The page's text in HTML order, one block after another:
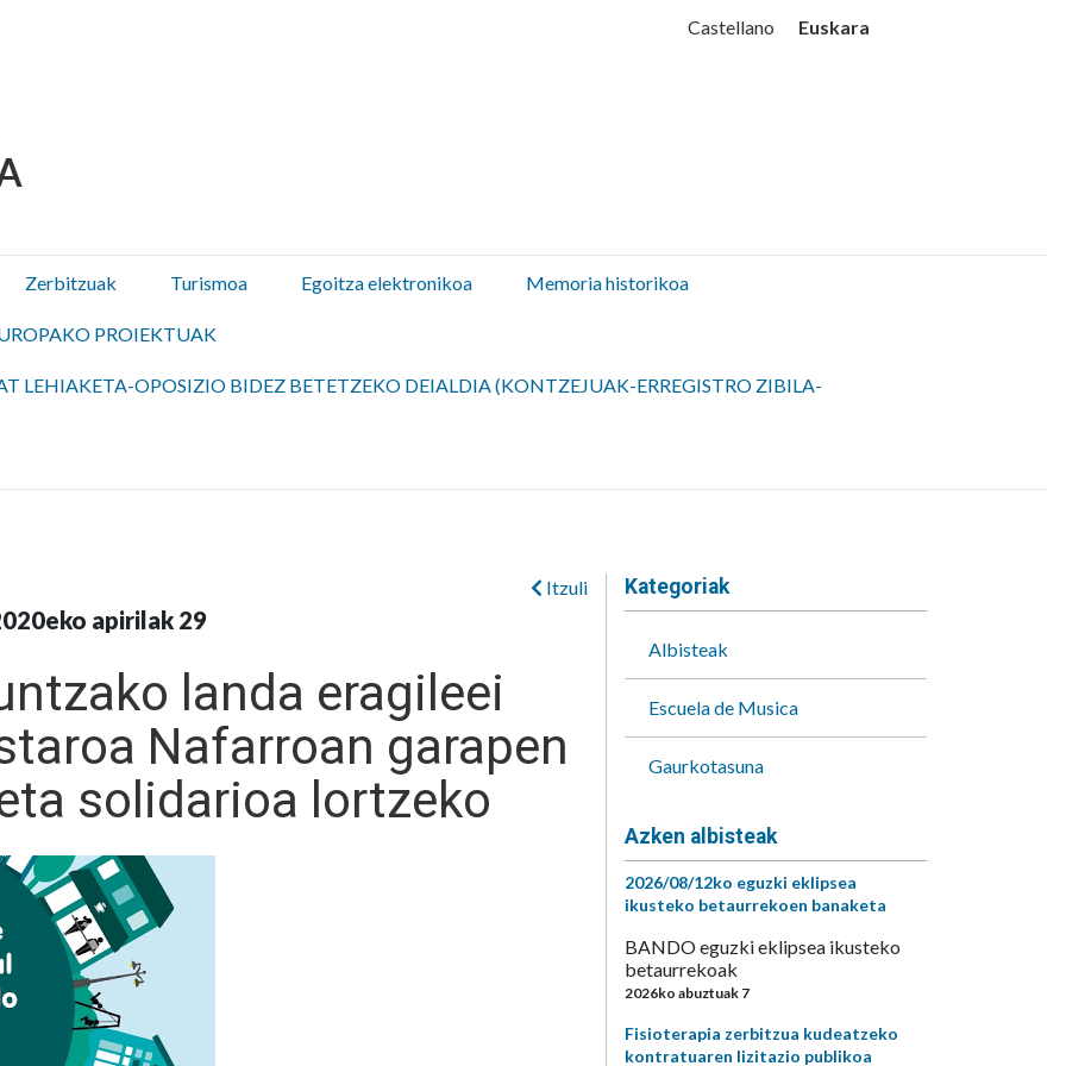
Castellano Euskara
Zerbitzuak Turismoa Egoitza elektronikoa Memoria historikoa
PROIEKTUAK
LEHIAKETA-OPOSIZIO BIDEZ BETETZEKO DEIALDIA (KONTZEJUAK-ERREGISTRO ZIBILA-
Itzuli
apirilak 29
landa eragileei
Nafarroan garapen
solidarioa lortzeko
Kategoriak
Albisteak
Escuela de Musica
Gaurkotasuna
Azken albisteak
2026/08/12ko eguzki eklipsea
ikusteko betaurrekoen banaketa
BANDO eguzki eklipsea ikusteko
betaurrekoak
2026ko abuztuak 7
Fisioterapia zerbitzua kudeatzeko
kontratuaren lizitazio publikoa